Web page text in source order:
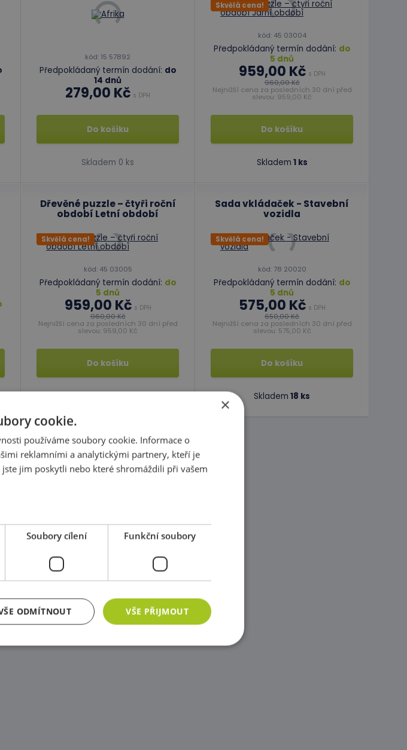
kód: 15 57892
Předpokládaný termín dodání: do
14 dnů
279,00 Kč s DPH
Do košíku
Skladem 0 ks
Skvělá cena!
kód: 45 03004
Předpokládaný termín dodání: do
5 dnů
959,00 Kč s DPH
960,00 Kč
Nejnižší cena za posledních 30 dní před
slevou: 959,00 Kč
Do košíku
Skladem 1 ks
Dřevěné puzzle – čtyři roční
období Letní období
Skvělá cena!
kód: 45 03005
Předpokládaný termín dodání: do
5 dnů
959,00 Kč s DPH
960,00 Kč
Nejnižší cena za posledních 30 dní před
slevou: 959,00 Kč
Do košíku
Sada vkládaček - Stavební
vozidla
Skvělá cena!
kód: 78 20020
Předpokládaný termín dodání: do
5 dnů
575,00 Kč s DPH
650,00 Kč
Nejnižší cena za posledních 30 dní před
slevou: 575,00 Kč
Do košíku
Skladem 18 ks
×
cookie.
používáme soubory cookie. Informace o
reklamními a analytickými partnery, kteří je
jim poskytli nebo které shromáždili při vašem
Soubory cílení Funkční soubory
VŠE PŘIJMOUT
ODMÍTNOUT